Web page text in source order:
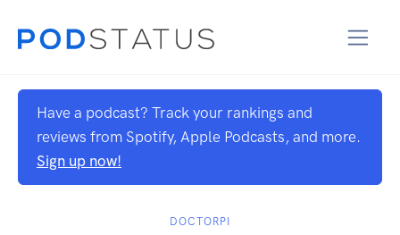
Have a podcast? Track your rankings and
reviews from Spotify, Apple Podcasts, and more.
Sign up now!
DOCTORPI